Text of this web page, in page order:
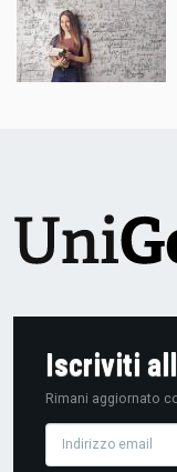
Iscriviti
Rimani aggiornato